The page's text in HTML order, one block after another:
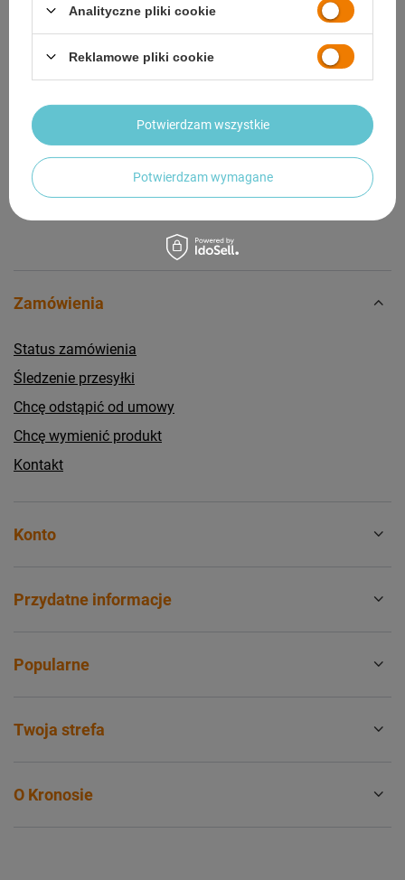
OPINIE (0)
Potrzebujesz pomocy? Masz pytania?
Zadaj pytanie a my odpowiemy niezwłocznie,
najciekawsze pytania i odpowiedzi publikując
dla innych.
Zadaj pytanie
Zamówienia
Status zamówienia
Śledzenie przesyłki
Chcę odstąpić od umowy
Chcę wymienić produkt
Kontakt
Konto
Przydatne informacje
Popularne
Twoja strefa
O Kronosie
Analityczne pliki cookie
Reklamowe pliki cookie
Potwierdzam wymagane
Potwierdzam wszystkie